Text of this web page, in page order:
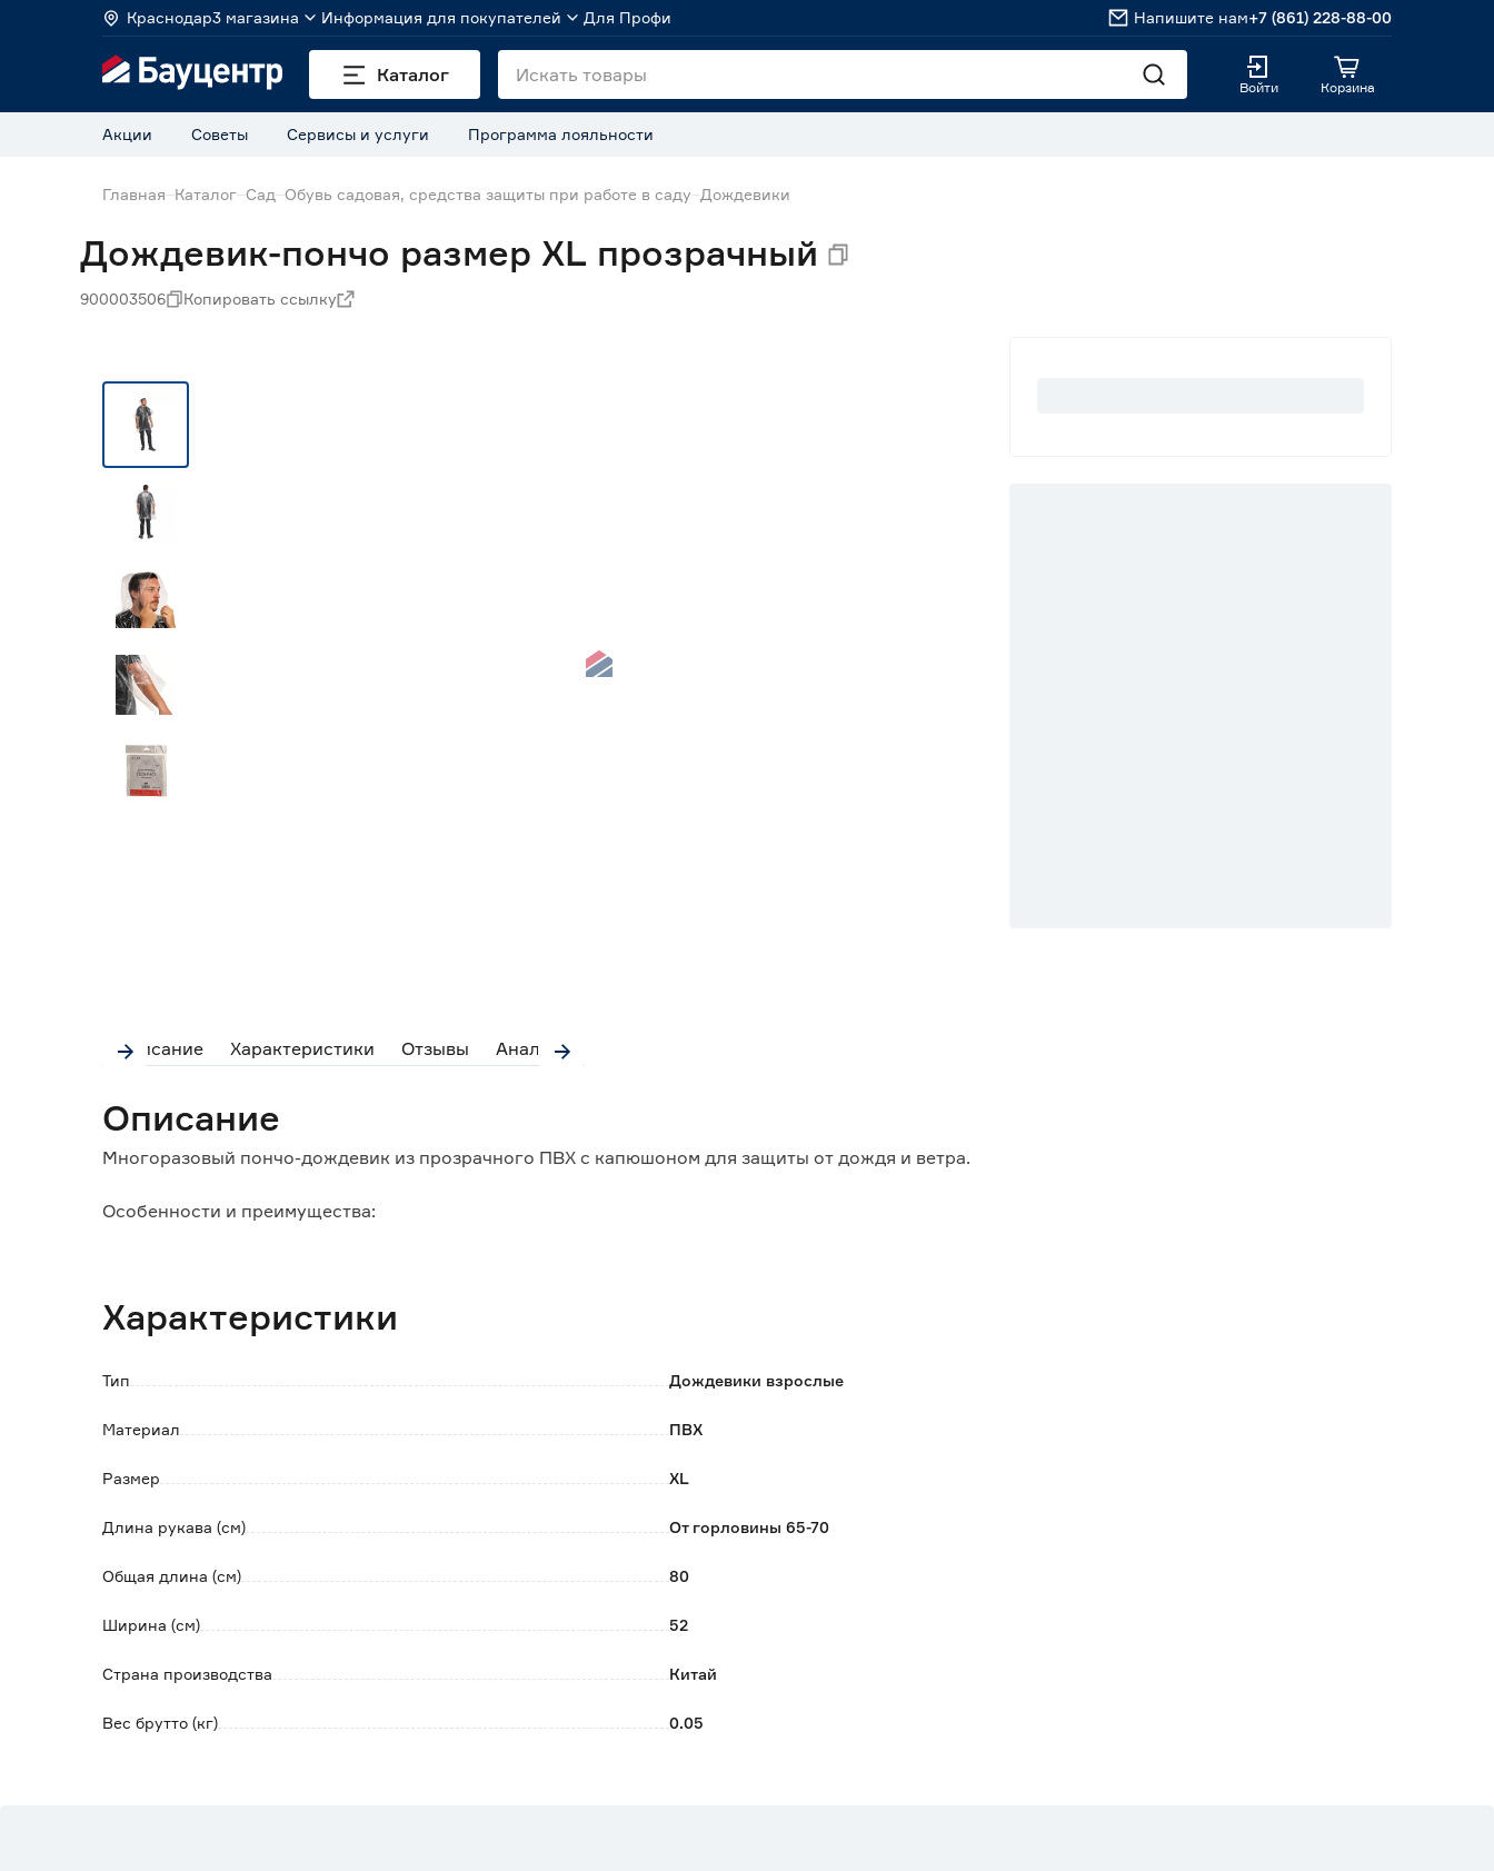
Краснодар3 магазина Информация для покупателей Для Профи Напишите нам+7 (861) 228-88-00
Каталог
Войти Корзина
Акции Советы Сервисы и услуги Программа лояльности
Главная Каталог Сад Обувь садовая, средства защиты при работе в саду Дождевики
Дождевик-пончо размер XL прозрачный
900003506 Копировать ссылку
Описание Характеристики Отзывы Аналоги
Описание
Многоразовый пончо-дождевик из прозрачного ПВХ с капюшоном для защиты от дождя и ветра.
Особенности и преимущества:
Характеристики
Тип Дождевики взрослые
Материал ПВХ
Размер XL
Длина рукава (см) От горловины 65-70
Общая длина (см) 80
Ширина (см) 52
Страна производства Китай
Вес брутто (кг) 0.05